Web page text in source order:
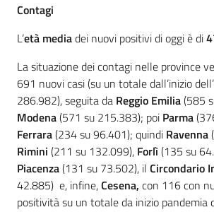
Contagi
L’età mediadei nuovi positivi di oggi è di
La situazione dei contagi nelle province
691 nuovi casi (su un totale dall’inizio
286.982), seguita da Reggio Emilia(585
Modena(571 su 215.383); poi Parma
Ferrara(234 su 96.401); quindi Ravenna
Rimini (211 su 132.099), Forlì(135 su
Piacenza(131 su 73.502), il Circondario
42.885) e, infine,Cesena, con 116 con
positività su un totale da inizio pandemia